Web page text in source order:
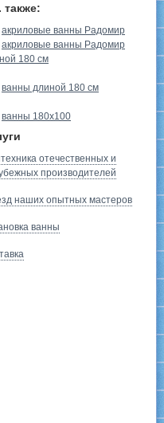
также:
акриловые ванны Радомир
акриловые ванны Радомир
180 см
ванны длиной 180 см
ванны 180х100
отечественных и
производителей
наших опытных мастеров
ванны